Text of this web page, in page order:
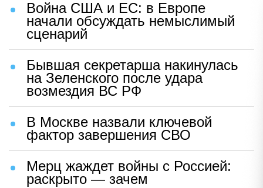
Война США и ЕС: в Европе
начали обсуждать немыслимый
сценарий
Бывшая секретарша накинулась
на Зеленского после удара
возмездия ВС РФ
В Москве назвали ключевой
фактор завершения СВО
Мерц жаждет войны с Россией:
раскрыто — зачем